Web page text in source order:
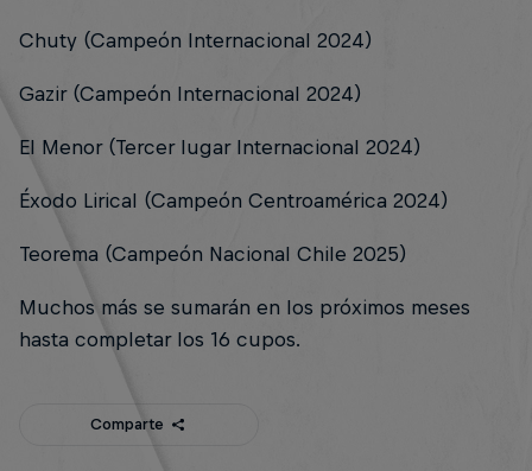
Chuty (Campeón Internacional 2024)
Gazir (Campeón Internacional 2024)
El Menor (Tercer lugar Internacional 2024)
Éxodo Lirical (Campeón Centroamérica 2024)
Teorema (Campeón Nacional Chile 2025)
Muchos más se sumarán en los próximos meses
hasta completar los 16 cupos.
Comparte